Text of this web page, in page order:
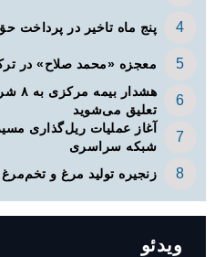
پنج ماه تاخیر در پرداخت
معجزه «محمد صلاح» در
تعلیق می‌شوید
آغاز عملیات ریل‌گذاری
شبکه سراسری
زنجیره تولید مرغ و
ویدئو